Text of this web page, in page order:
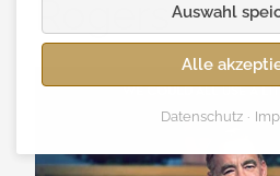
Auswahl
Alle
Datenschutz